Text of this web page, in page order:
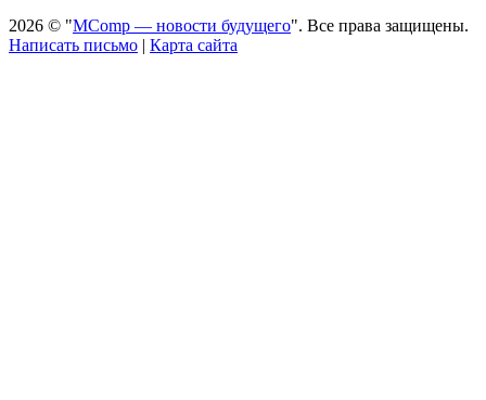
2026 © "MComp — новости будущего". Все права защищены.
Написать письмо | Карта сайта